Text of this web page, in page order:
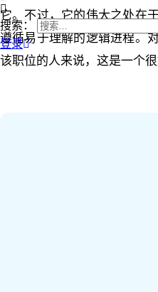
搜索：
登录
它。不过，它的伟大之处在
遵循易于理解的逻辑进程。
该职位的人来说，这是一个很